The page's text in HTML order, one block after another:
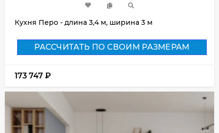
Кухня Перо - длина 3,4 м, ширина 3 м
РАССЧИТАТЬ ПО СВОИМ РАЗМЕРАМ
173 747 ₽